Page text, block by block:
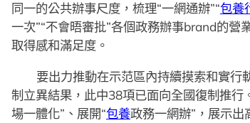
同一的公共辦事尺度，梳理“一網通辦”“包養
一次”“不會晤審批”各個政務辦事brand的
取得感和滿足度。
要出力推動在示范區內持續摸索和實
制立異結果，此中38項已面向全國復制推行
場一體化”、展開“包養政務一網辦”，展示